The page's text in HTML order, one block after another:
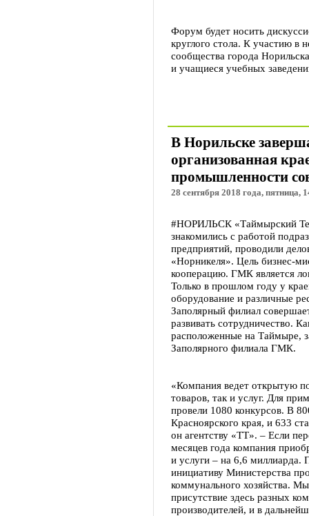
Форум будет носить
круглого стола. К участию в
сообщества города
и учащиеся учебных
В Норильске
организованная
промышленности
28 сентября 2018 года, пятница,
#НОРИЛЬСК «Таймырский
знакомились с работой
предприятий, проводили
«Норникеля». Цель бизнес-
кооперацию. ГМК является
Только в прошлом году у
оборудование и различные
Заполярный филиал
развивать сотрудничество.
расположенные на Таймыре,
Заполярного филиала ГМК.
«Компания ведет открытую
товаров, так и услуг. Для
провели 1080 конкурсов. В
Красноярского края, и 633
он агентству «ТТ». – Если
месяцев года компания
и услуги – на 6,6 миллиарда.
инициативу Министерства
коммунального хозяйства.
присутствие здесь разных
производителей, и в